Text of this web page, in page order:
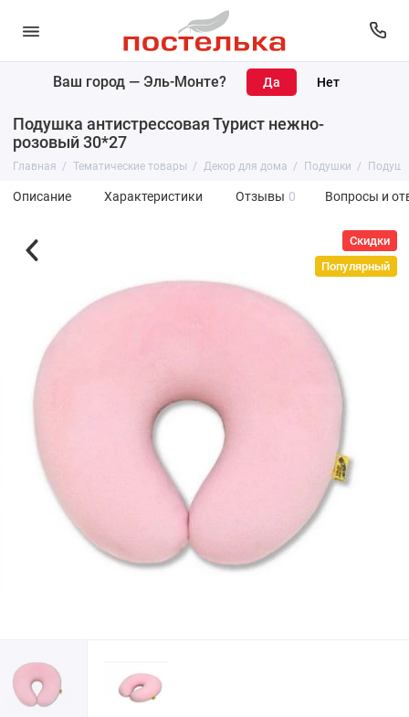
Ваш город — Эль-Монте?
Подушка антистрессовая Турист нежно-
розовый 30*27
Главная Тематические товары Декор для дома Подушки
Описание Характеристики Отзывы 0 Вопросы и
Скидки
Популярный